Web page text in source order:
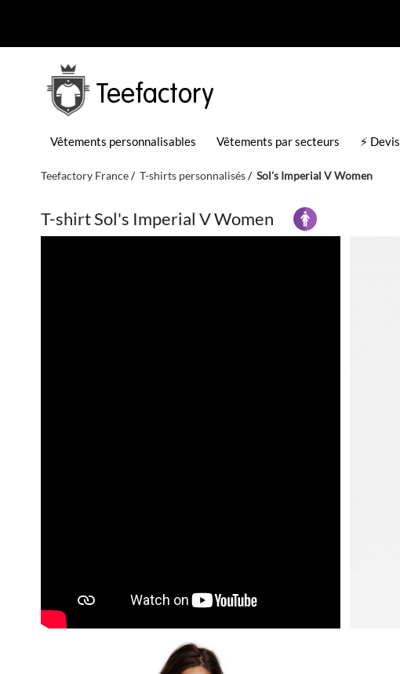
Teefactory
Vêtements personnalisables Vêtements par secteurs ⚡
Teefactory France T-shirts personnalisés Sol's Imperial V Women
T-shirt Sol's Imperial V Women